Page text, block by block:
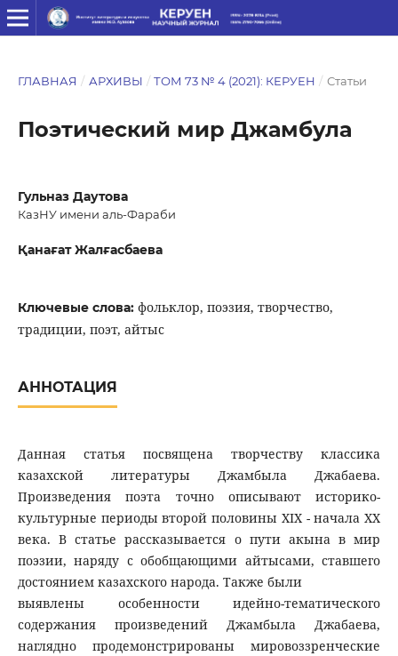
ГЛАВНАЯ / АРХИВЫ / ТОМ 73 № 4 (2021): КЕРУЕН / Статьи
Поэтический мир Джамбула
Гульназ Даутова
КазНУ имени аль-Фараби
Қанағат Жалғасбаева
Ключевые слова: фольклор, поэзия, творчество,
традиции, поэт, айтыс
АННОТАЦИЯ
Данная статья посвящена творчеству классика
казахской литературы Джамбыла Джабаева.
Произведения поэта точно описывают историко-
культурные периоды второй половины XIX - начала XX
века. В статье рассказывается о пути акына в мир
поэзии, наряду с обобщающими айтысами, ставшего
достоянием казахского народа. Также были
выявлены особенности идейно-тематического
содержания произведений Джамбыла Джабаева,
наглядно продемонстрированы мировоззренческие